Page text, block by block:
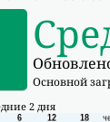
Основной
2 дня